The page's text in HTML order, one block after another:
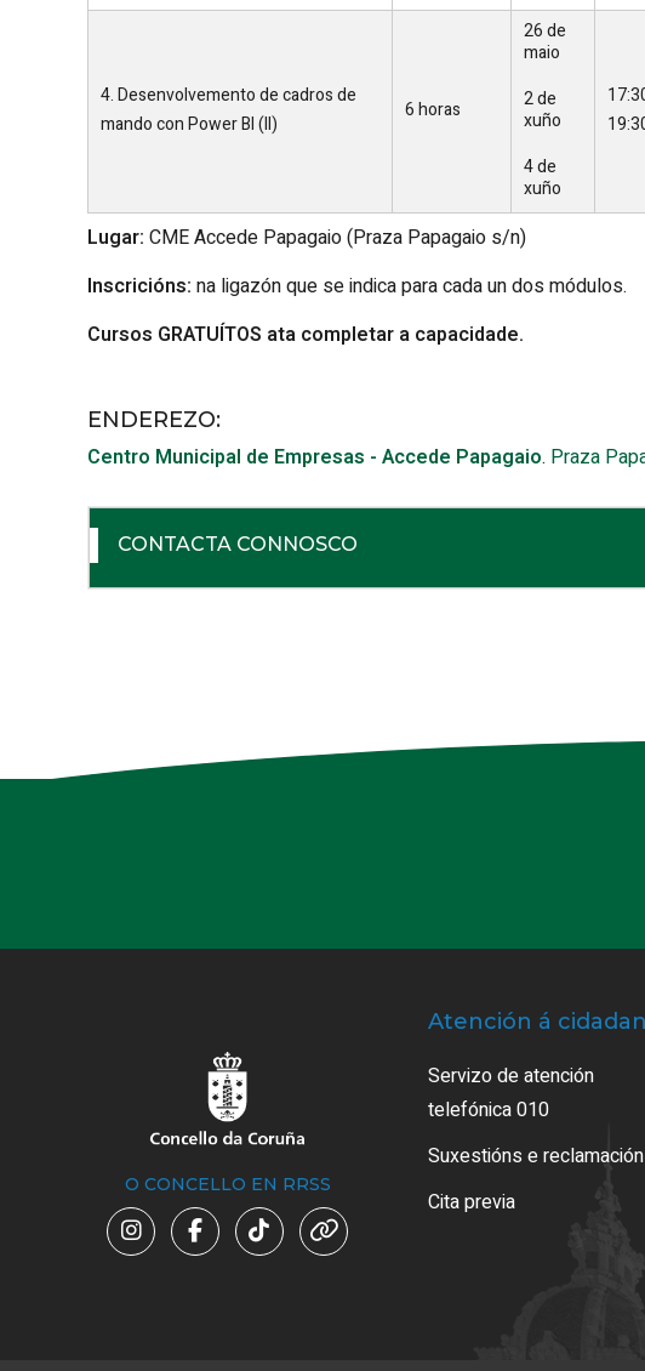
4. Desenvolvemento de cadros de
mando con Power BI (II)
6 horas
26 de
maio
2 de
xuño
4 de
xuño
Lugar: CME Accede Papagaio (Praza Papagaio s/n)
Inscricións: na ligazón que se indica para cada un dos módulos.
Cursos GRATUÍTOS ata completar a capacidade.
ENDEREZO:
Centro Municipal de Empresas - Accede Papagaio. Praza
CONTACTA CONNOSCO
O CONCELLO EN RRSS
Atención á
Servizo de atención
telefónica 010
Suxestións e
Cita previa